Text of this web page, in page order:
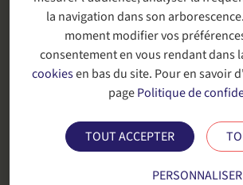
Les interfaces homme-machine et
humains,
Les systèmes d’information
L’aide à la décision, recherche
jumeau numérique.
Engagé dans une dynamique derecherche
transfert technologique, le laboratoire
avec les industriels et les acteurs
au service de l’innovation et de la société.
la navigation dans son
moment modifier vos
consentement en vous rendant dans
cookiesen bas du site. Pour en savoir
pagePolitique de
TOUT ACCEPTER
PERSONNALISER